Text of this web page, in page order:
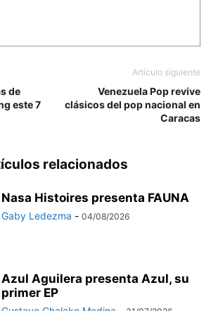
de
este 7
Artículo siguiente
Venezuela Pop revive
clásicos del pop nacional en
Caracas
relacionados
Nasa Histoires presenta FAUNA
Gaby Ledezma - 04/08/2026
Azul Aguilera presenta Azul, su
primer EP